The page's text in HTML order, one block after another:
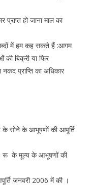
प्राप्त हो जाना माल का
में हम कह सकते हैं :आगम
बिक्री या फिर
नकद प्राप्ति का अधिकार
सोने के आभूषणों की आपूर्ति
रू के मूल्य के आभूषणों की
जनवरी 2006 में की ।